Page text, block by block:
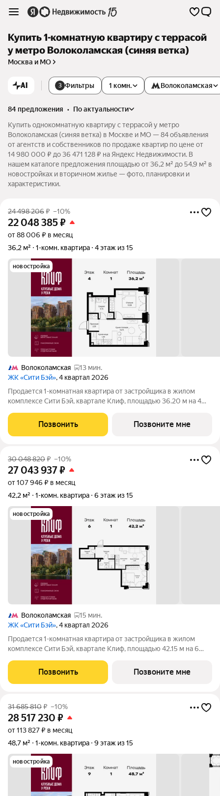
Купить 1-комнатную квартиру с террасой
у метро Волоколамская (синяя ветка)
Москва и МО
AI 3 Фильтры 1 комн. Волоколамская
84 предложения •
по актуальности
Купить однокомнатную квартиру с террасой у метро
Волоколамская (синяя ветка) в Москве и МО — 84 объявления
от агентств и собственников по продаже квартир по цене от
14 980 000 ₽ до 36 471 128 ₽ на Яндекс Недвижимости. В
нашем каталоге предложения площадью от 36,2 м² до 54,9 м² в
новостройках и вторичном жилье — фото, планировки и
характеристики.
24 498 206₽ –10%
22 048 385₽
от 88 006 ₽ в месяц
36,2 м²
1-комн. квартира 4 этаж из 15
новостройка
Волоколамская
13 мин.
ЖК «Сити Бэй», 4 квартал 2026
Продается 1-комнатная квартира от застройщика в жилом
комплексе Сити Бэй, квартале Клиф, площадью 36.20 м на 4
пять Клубных домов на первой линии озелененной
набережной Реки Москвы. Со
Позвонить Позвоните мне
30 048 820₽ –10%
27 043 937₽
от 107 946 ₽ в месяц
42,2 м²
1-комн. квартира 6 этаж из 15
новостройка
Волоколамская
15 мин.
ЖК «Сити Бэй», 4 квартал 2026
Продается 1-комнатная квартира от застройщика в жилом
комплексе Сити Бэй, квартале Клиф, площадью 42.15 м на 6
пять Клубных домов на первой линии озелененной
набережной Реки Москвы. Со
Позвонить Позвоните мне
31 685 810₽ –10%
28 517 230 ₽
от 113 827 ₽ в месяц
48,7 м²
1-комн. квартира 9 этаж из 15
новостройка